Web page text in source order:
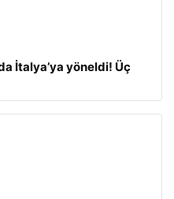
İtalya’ya yöneldi! Üç